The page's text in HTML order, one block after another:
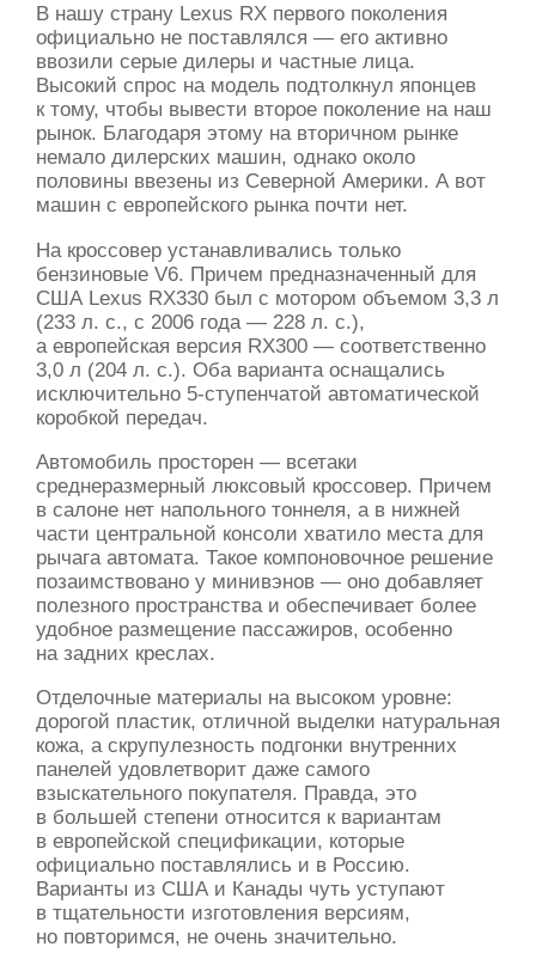
В нашу страну Lexus RX первого поколения
официально не поставлялся — его активно
ввозили серые дилеры и частные лица.
Высокий спрос на модель подтолкнул японцев
к тому, чтобы вывести второе поколение на наш
рынок. Благодаря этому на вторичном рынке
немало дилерских машин, однако около
половины ввезены из Северной Америки. А вот
машин с европейского рынка почти нет.
На кроссовер устанавливались только
бензиновые V6. Причем предназначенный для
США Lexus RX330 был с мотором объемом 3,3 л
(233 л. с., с 2006 года — 228 л. с.),
а европейская версия RX300 — соответственно
3,0 л (204 л. с.). Оба варианта оснащались
исключительно 5-ступенчатой автоматической
коробкой передач.
Автомобиль просторен — всетаки
среднеразмерный люксовый кроссовер. Причем
в салоне нет напольного тоннеля, а в нижней
части центральной консоли хватило места для
рычага автомата. Такое компоновочное решение
позаимствовано у минивэнов — оно добавляет
полезного пространства и обеспечивает более
удобное размещение пассажиров, особенно
на задних креслах.
Отделочные материалы на высоком уровне:
дорогой пластик, отличной выделки натуральная
кожа, а скрупулезность подгонки внутренних
панелей удовлетворит даже самого
взыскательного покупателя. Правда, это
в большей степени относится к вариантам
в европейской спецификации, которые
официально поставлялись и в Россию.
Варианты из США и Канады чуть уступают
в тщательности изготовления версиям,
но повторимся, не очень значительно.